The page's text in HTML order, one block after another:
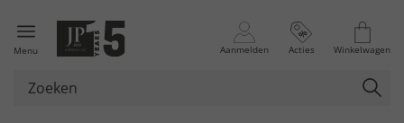
Menu Aanmelden Acties Winkelwagen